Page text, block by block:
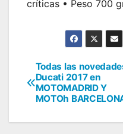
críticas • Peso 700
de
entradas
Todas las
Ducati 2017 en
MOTOMADRID Y
MOTOh